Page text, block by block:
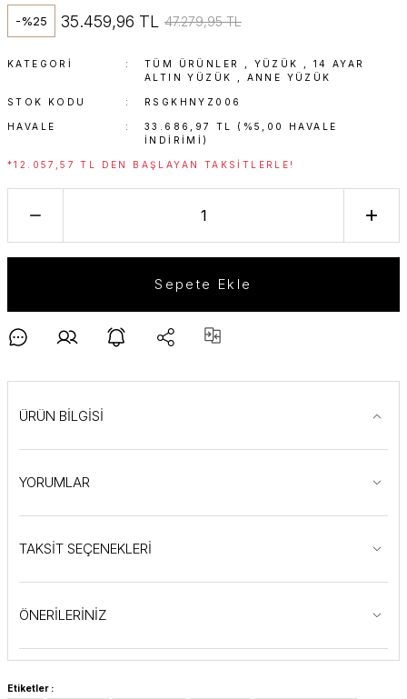
-%25 35.459,96 TL 47.279,95 TL
KATEGORI TÜM ÜRÜNLER YÜZÜK
14 AYAR
ALTIN YÜZÜK
ANNE YÜZÜK
STOK KODU RSGKHNYZ006
HAVALE
33.686,97 TL (%5,00 HAVALE
INDIRIMI)
*12.057,57 TL DEN BAŞLAYAN TAKSITLERLE!
Sepete Ekle
ÜRÜN BİLGİSİ
YORUMLAR
TAKSİT SEÇENEKLERİ
ÖNERİLERİNİZ
Etiketler :